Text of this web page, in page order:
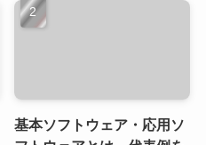
基本ソフトウェア・応用ソ